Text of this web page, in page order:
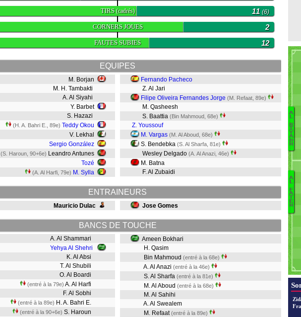
TIRS(cadrés) 11 (6)
CORNERS JOUES 2
FAUTES SUBIES 12
EQUIPES
M. Borjan
M. H. Tambakti
A. Al Siyahi
Y. Barbet
S. Hazazi
(H. A. Bahri E., 89e) Teddy Okou
V. Lekhal
Sergio González
(S. Haroun, 90+6e) Leandro Antunes
Tozé
(A. Al Harfi, 79e) M. Sylla
Fernando Pacheco
Z. Al Jari
Filipe Oliveira Fernandes Jorge (M. Refaat, 89e)
M. Qasheesh
S. Baattia (Bin Mahmoud, 68e)
Z. Youssouf
M. Vargas (M. Al Aboud, 68e)
S. Bendebka (S. Al Sharfa, 81e)
Wesley Delgado (A. Al Anazi, 46e)
M. Batna
F. Al Zubaidi
ENTRAINEURS
Mauricio Dulac Jose Gomes
BANCS DE TOUCHE
A. Al Shammari
Yehya Al Shehri
K. Al Absi
T. Al Shubili
O. Al Boardi
(entré à la 79e) A. Al Harfi
F. Al Sobhi
(entré à la 89e) H. A. Bahri E.
(entré à la 90+6e) S. Haroun
Ameen Bokhari
H. Qasim
Bin Mahmoud (entré à la 68e)
A. Al Anazi (entré à la 46e)
S. Al Sharfa (entré à la 81e)
M. Al Aboud (entré à la 68e)
M. Al Sahihi
A. Al Swealem
M. Refaat(entré à la 89e)
A
L
R
I
Y
A
D
H
A
L
F
A
T
E
H